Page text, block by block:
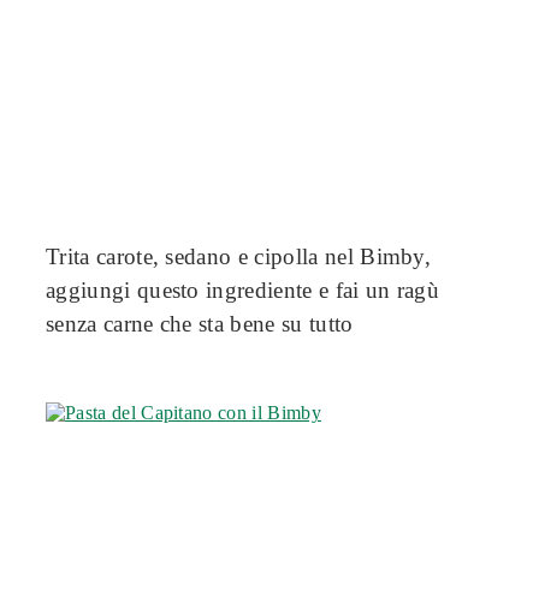
Trita carote, sedano e cipolla nel Bimby,
aggiungi questo ingrediente e fai un ragù
senza carne che sta bene su tutto